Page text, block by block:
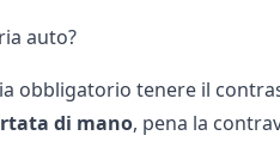
auto?
obbligatorio tenere il
di mano, pena la